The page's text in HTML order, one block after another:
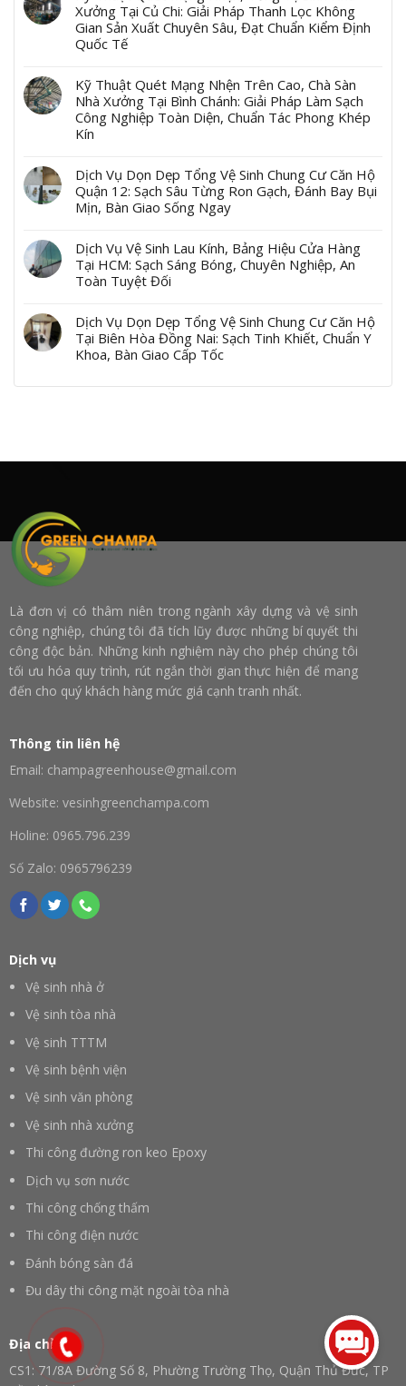
Xưởng Tại Củ Chi: Giải Pháp Thanh Lọc Không
Gian Sản Xuất Chuyên Sâu, Đạt Chuẩn Kiểm Định
Quốc Tế
Kỹ Thuật Quét Mạng Nhện Trên Cao, Chà Sàn
Nhà Xưởng Tại Bình Chánh: Giải Pháp Làm Sạch
Công Nghiệp Toàn Diện, Chuẩn Tác Phong Khép
Kín
Dịch Vụ Dọn Dẹp Tổng Vệ Sinh Chung Cư Căn Hộ
Quận 12: Sạch Sâu Từng Ron Gạch, Đánh Bay Bụi
Mịn, Bàn Giao Sống Ngay
Dịch Vụ Vệ Sinh Lau Kính, Bảng Hiệu Cửa Hàng
Tại HCM: Sạch Sáng Bóng, Chuyên Nghiệp, An
Toàn Tuyệt Đối
Dịch Vụ Dọn Dẹp Tổng Vệ Sinh Chung Cư Căn Hộ
Tại Biên Hòa Đồng Nai: Sạch Tinh Khiết, Chuẩn Y
Khoa, Bàn Giao Cấp Tốc
Là đơn vị có thâm niên trong ngành xây dựng và vệ sinh
công nghiệp, chúng tôi đã tích lũy được những bí quyết thi
công độc bản. Những kinh nghiệm này cho phép chúng tôi
tối ưu hóa quy trình, rút ngắn thời gian thực hiện để mang
đến cho quý khách hàng mức giá cạnh tranh nhất.
Thông tin liên hệ
Email: champagreenhouse@gmail.com
Website: vesinhgreenchampa.com
Holine: 0965.796.239
Số Zalo: 0965796239
Dịch vụ
Vệ sinh nhà ở
Vệ sinh tòa nhà
Vệ sinh TTTM
Vệ sinh bệnh viện
Vệ sinh văn phòng
Vệ sinh nhà xưởng
Thi công đường ron keo Epoxy
Dịch vụ sơn nước
Thi công chống thấm
Thi công điện nước
Đánh bóng sàn đá
Đu dây thi công mặt ngoài tòa nhà
Địa chỉ
CS1: 71/8A Đường Số 8, Phường Trường Thọ, Quận Thủ Đức, TP